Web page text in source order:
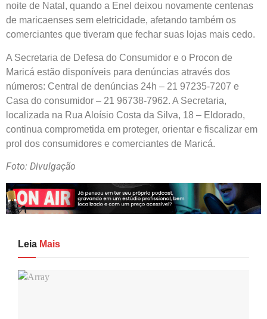
noite de Natal, quando a Enel deixou novamente centenas
de maricaenses sem eletricidade, afetando também os
comerciantes que tiveram que fechar suas lojas mais cedo.
A Secretaria de Defesa do Consumidor e o Procon de
Maricá estão disponíveis para denúncias através dos
números: Central de denúncias 24h – 21 97235-7207 e
Casa do consumidor – 21 96738-7962. A Secretaria,
localizada na Rua Aloísio Costa da Silva, 18 – Eldorado,
continua comprometida em proteger, orientar e fiscalizar em
prol dos consumidores e comerciantes de Maricá.
Foto: Divulgação
Leia Mais